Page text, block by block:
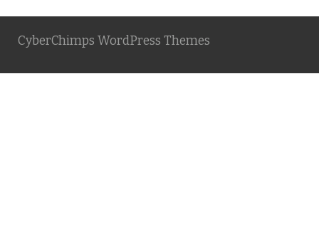
CyberChimps WordPress Themes